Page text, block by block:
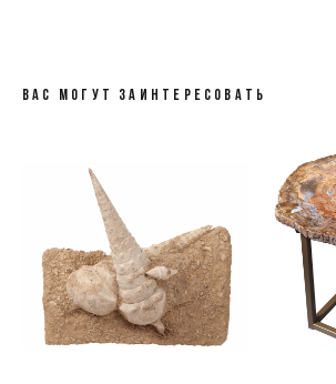
ВАС МОГУТ ЗАИНТЕРЕСОВАТЬ